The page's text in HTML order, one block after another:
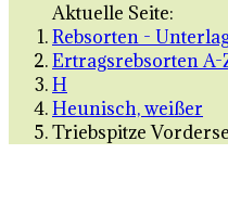
Aktuelle Seite:
Rebsorten -
Ertragsrebsorten A-
H
Heunisch, weißer
Triebspitze